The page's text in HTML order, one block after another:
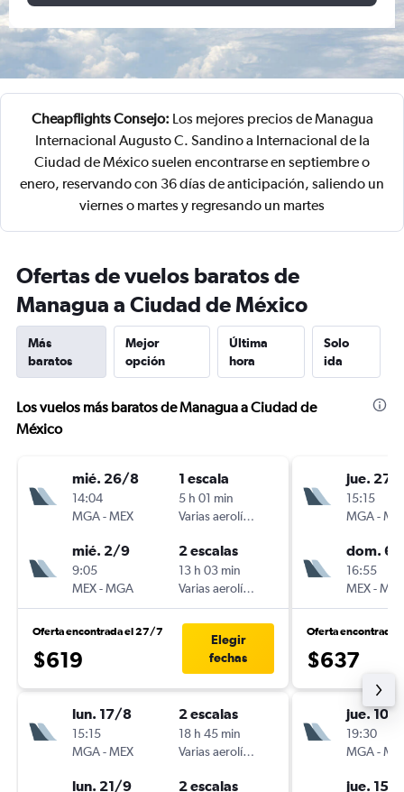
Cheapflights Consejo: Los mejores precios de Managua
Internacional Augusto C. Sandino a Internacional de la
Ciudad de México suelen encontrarse en septiembre o
enero, reservando con 36 días de anticipación, saliendo un
viernes o martes y regresando un martes
Ofertas de vuelos baratos de
Managua a Ciudad de México
Más
baratos
Mejor
opción
Última
hora
Solo
ida
Los vuelos más baratos de Managua a Ciudad de
México
mié. 26/8
14:04
MGA-MEX
1 escala
5 h 01 min
Varias aerolíneas
mié. 2/9
9:05
MEX-MGA
2 escalas
13 h 03 min
Varias aerolíneas
Oferta encontrada el 27/7
$619
Elegir
fechas
lun. 17/8
15:15
MGA-MEX
2 escalas
18 h 45 min
Varias aerolíneas
lun. 21/9 2 escalas
jue. 27/
15:15
MGA-
dom. 6/
16:55
MEX-
Oferta encontrada
$637
jue. 10/
19:30
MGA-
jue. 15/